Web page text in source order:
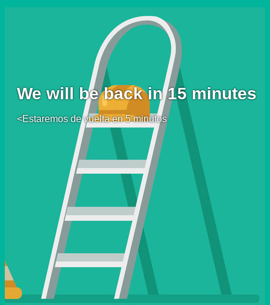
We will be back in 15 minutes
<Estaremos de vuelta en 5 minutos